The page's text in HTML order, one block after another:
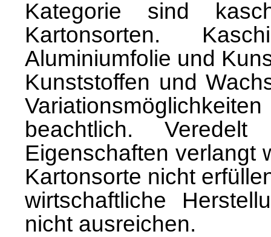
Kategorie sind
Kartonsorten.
Aluminiumfolie und
Kunststoffen und
beachtlich.
Eigenschaften verlangt
Kartonsorte nicht
wirtschaftliche
nicht ausreichen.